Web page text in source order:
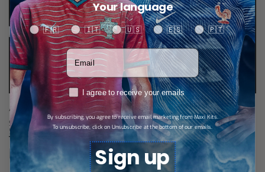
Ajax Amsterdam Jersey local 25/26
$ 28,70
Select options
Ajax de Ámsterdam jersey de
visitante 25/26 – Versión Player
$34,57
Select options
Productos relacionados
Your language
Your language
🇫🇷 🇮🇹 🇺🇸 🇪🇸 🇵🇹
Votre adresse email
RGPDI agree to receive your emails
By subscribing, you agree to receive email marketing from Maxi Kits.
To unsubscribe, click on Unsubscribe at the bottom of our emails.
Sign up